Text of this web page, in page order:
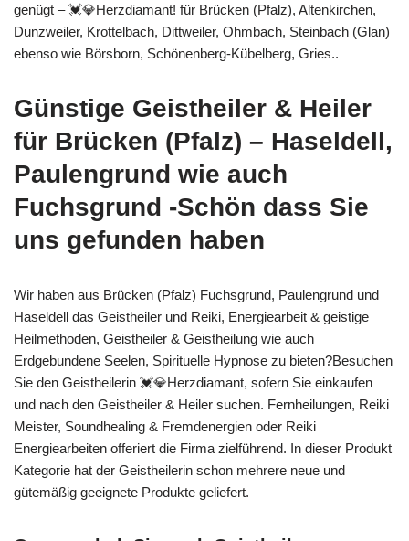
genügt – 💓️💎Herzdiamant! für Brücken (Pfalz), Altenkirchen,
Dunzweiler, Krottelbach, Dittweiler, Ohmbach, Steinbach (Glan)
ebenso wie Börsborn, Schönenberg-Kübelberg, Gries..
Günstige Geistheiler & Heiler
für Brücken (Pfalz) – Haseldell,
Paulengrund wie auch
Fuchsgrund -Schön dass Sie
uns gefunden haben
Wir haben aus Brücken (Pfalz) Fuchsgrund, Paulengrund und
Haseldell das Geistheiler und Reiki, Energiearbeit & geistige
Heilmethoden, Geistheiler & Geistheilung wie auch
Erdgebundene Seelen, Spirituelle Hypnose zu bieten?Besuchen
Sie den Geistheilerin 💓️💎Herzdiamant, sofern Sie einkaufen
und nach den Geistheiler & Heiler suchen. Fernheilungen, Reiki
Meister, Soundhealing & Fremdenergien oder Reiki
Energiearbeiten offeriert die Firma zielführend. In dieser Produkt
Kategorie hat der Geistheilerin schon mehrere neue und
gütemäßig geeignete Produkte geliefert.